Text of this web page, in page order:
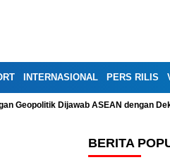
INTERNASIONAL PERS RILIS
Geopolitik Dijawab ASEAN dengan
BERITA